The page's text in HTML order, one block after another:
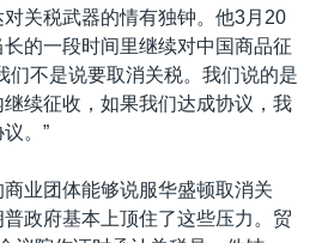
关税武器的情有独钟。他3月20
的一段时间里继续对中国商品征
们不是说要取消关税。我们说的是
续征收，如果我们达成协议，我
。”
业团体能够说服华盛顿取消关
政府基本上顶住了这些压力。贸